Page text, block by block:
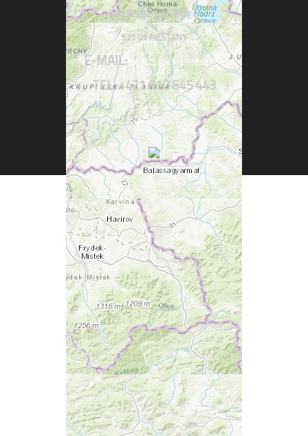
NÁMESTIE SLOBODY 6
921 01 PIEŠŤANY
E-MAIL: OFFICE@CYKLOKLUB.SK
TEL: +421 910 645 443